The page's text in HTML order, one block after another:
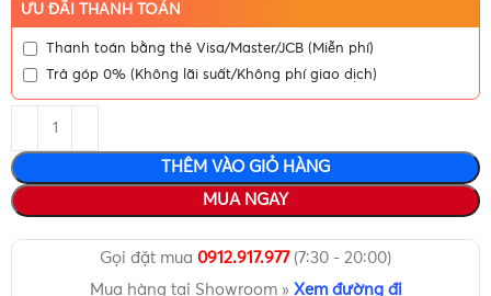
ƯU ĐÃI THANH TOÁN
Thanh toán bằng thẻ Visa/Master/JCB (Miễn phí)
Trả góp 0% (Không lãi suất/Không phí giao dịch)
THÊM VÀO GIỎ HÀNG
MUA NGAY
Gọi đặt mua 0912.917.977(7:30 - 20:00)
Mua hàng tại Showroom » Xem đường đi